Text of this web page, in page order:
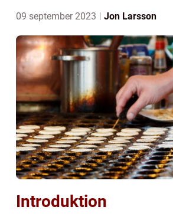
09 september 2023 Jon Larsson
Introduktion